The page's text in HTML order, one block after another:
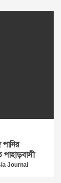
পানির
পাহাড়বাসী
Journal